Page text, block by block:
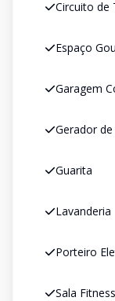
Circuito de
Espaço
Garagem
Gerador de
Guarita
Lavanderia
Porteiro
Sala Fitness